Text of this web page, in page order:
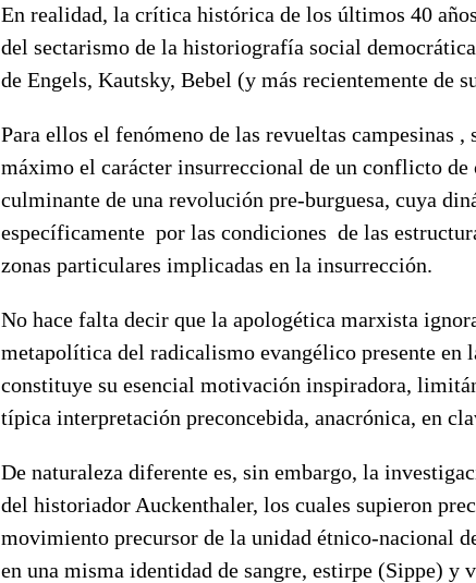
En realidad, la crítica histórica de los últimos 40
del sectarismo de la historiografía social
de Engels, Kautsky, Bebel (y más recientemente de
Para ellos el fenómeno de las revueltas campesinas
máximo el carácter insurreccional de un conflicto
culminante de una revolución pre-burguesa, cuya
específicamente por las condiciones de las
zonas particulares implicadas en la insurrección.
No hace falta decir que la apologética marxista
metapolítica del radicalismo evangélico presente en
constituye su esencial motivación inspiradora,
típica interpretación preconcebida, anacrónica, en
De naturaleza diferente es, sin embargo, la
del historiador Auckenthaler, los cuales supieron
movimiento precursor de la unidad étnico-nacional
en una misma identidad de sangre, estirpe (Sippe) y